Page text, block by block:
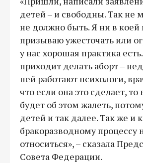
детей – и свободны. Так не
не должно быть. Я ни в коей
призываю ужесточать или
у нас хорошая практика
приходит делать аборт –
ней работают психологи,
что если она это сделает,
будет об этом жалеть,
детей и так далее. Так же и к
бракоразводному процессу
относиться», – сказала
Совета Федерации.